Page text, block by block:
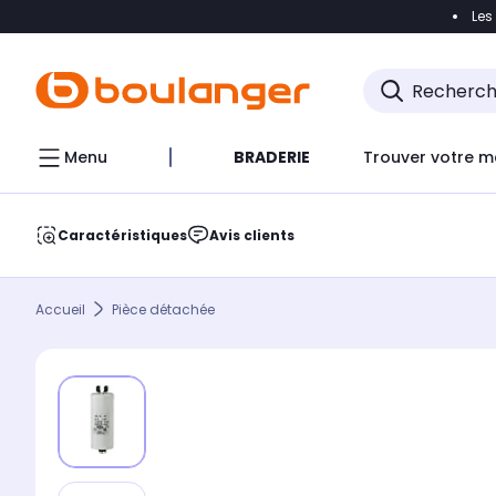
Accéder
Menu BRADERIE Trouver votre
Caractéristiques Avis clients
Accueil Pièce détachée